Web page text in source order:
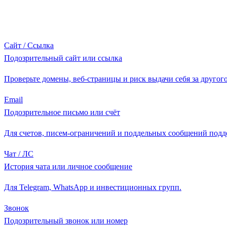
Сайт / Ссылка
Подозрительный сайт или ссылка
Проверьте домены, веб-страницы и риск выдачи себя за
Email
Подозрительное письмо или счёт
Для счетов, писем-ограничений и поддельных сообщений
Чат / ЛС
История чата или личное сообщение
Для Telegram, WhatsApp и инвестиционных групп.
Звонок
Подозрительный звонок или номер